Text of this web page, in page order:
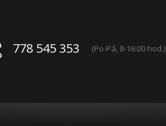
778 545 353 (Po-Pá, 8-16:00 hod.)